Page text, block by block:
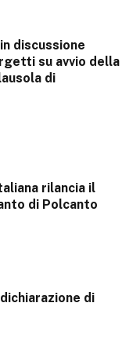
discussione
su avvio della
di
rilancia il
di Polcanto
di